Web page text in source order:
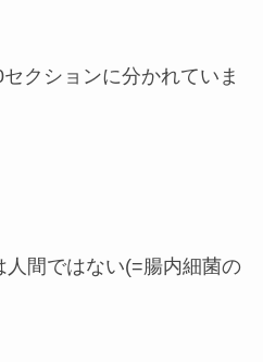
クションに分かれていま
間ではない(=腸内細菌の